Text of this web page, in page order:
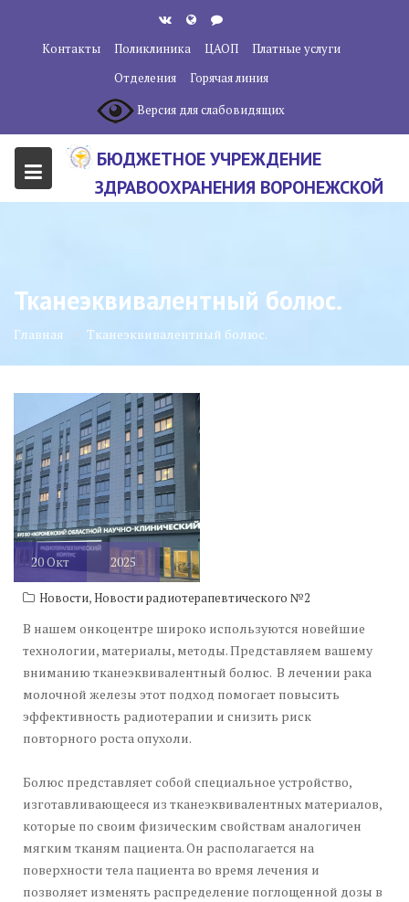
содержанию
Контакты Поликлиника ЦАОП
Платные услуги
Отделения
Горячая линия
Версия для слабовидящих
БЮДЖЕТНОЕ УЧРЕЖДЕНИЕ
ЗДРАВООХРАНЕНИЯ ВОРОНЕЖСКОЙ
ЦЕНТР"
Тканеэквивалентный болюс.
Главная Тканеэквивалентный болюс.
20Окт 2025
Новости,Новости радиотерапевтического №2
В нашем онкоцентре широко используются новейшие
технологии, материалы, методы. Представляем вашему
вниманию тканеэквивалентный болюс. В лечении рака
молочной железы этот подход помогает повысить
эффективность радиотерапии и снизить риск
повторного роста опухоли.
Болюс представляет собой специальное устройство,
изготавливающееся из тканеэквивалентных материалов,
которые по своим физическим свойствам аналогичен
мягким тканям пациента. Он располагается на
поверхности тела пациента во время лечения и
позволяет изменять распределение поглощенной дозы в